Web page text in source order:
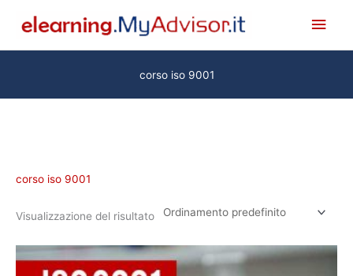
contenuto
corso iso 9001
corso iso 9001
Visualizzazione del risultato